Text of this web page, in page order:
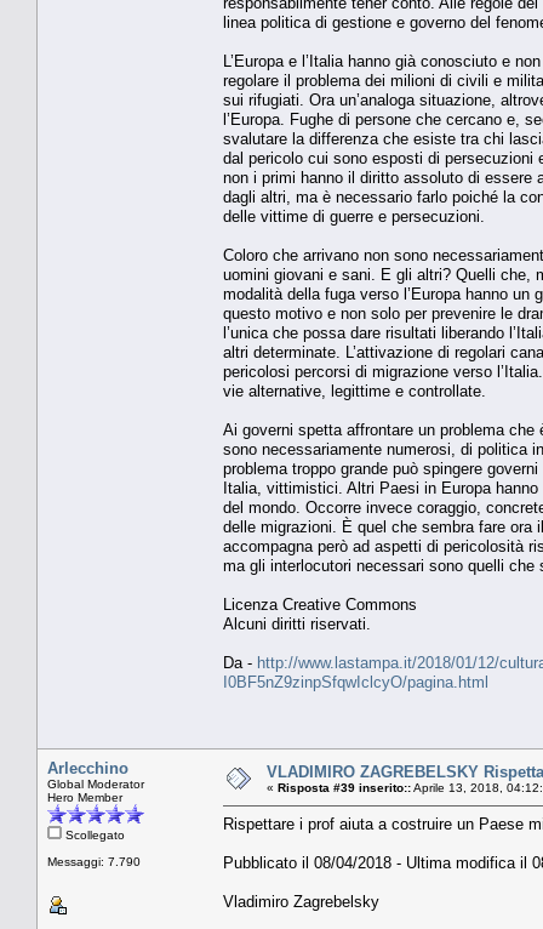
linea politica di gestione e governo del
L’Europa e l’Italia hanno già conosciuto e
regolare il problema dei milioni di civili e
sui rifugiati. Ora un’analoga situazione,
l’Europa. Fughe di persone che cercano e,
svalutare la differenza che esiste tra chi
dal pericolo cui sono esposti di
non i primi hanno il diritto assoluto di
dagli altri, ma è necessario farlo poiché la
delle vittime di guerre e persecuzioni.
Coloro che arrivano non sono
uomini giovani e sani. E gli altri? Quelli che,
modalità della fuga verso l’Europa hanno
questo motivo e non solo per prevenire le
l’unica che possa dare risultati liberando
altri determinate. L’attivazione di regolari
pericolosi percorsi di migrazione verso
vie alternative, legittime e controllate.
Ai governi spetta affrontare un problema
sono necessariamente numerosi, di politica
problema troppo grande può spingere
Italia, vittimistici. Altri Paesi in Europa
del mondo. Occorre invece coraggio,
delle migrazioni. È quel che sembra fare
accompagna però ad aspetti di pericolosità
ma gli interlocutori necessari sono quelli
Licenza Creative Commons
Alcuni diritti riservati.
Da - http://www.lastampa.it/2018/01/12/
I0BF5nZ9zinpSfqwIclcyO/pagina.html
Arlecchino
Global Moderator
Hero Member
Scollegato
Messaggi: 7.790
VLADIMIRO ZAGREBELSKY
« Risposta #39 inserito::Aprile 13, 2018,
Rispettare i prof aiuta a costruire un Paese
Pubblicato il 08/04/2018 - Ultima modifica il
Vladimiro Zagrebelsky